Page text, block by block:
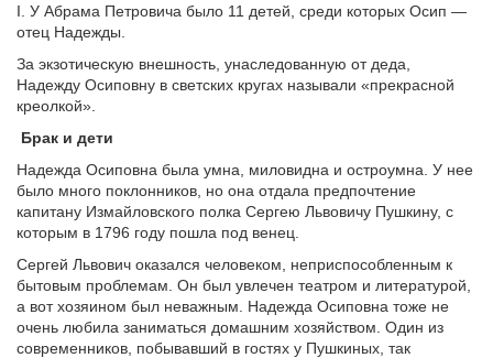
I. У Абрама Петровича было 11 детей, среди которых Осип —
отец Надежды.
За экзотическую внешность, унаследованную от деда,
Надежду Осиповну в светских кругах называли «прекрасной
креолкой».
Брак и дети
Надежда Осиповна была умна, миловидна и остроумна. У нее
было много поклонников, но она отдала предпочтение
капитану Измайловского полка Сергею Львовичу Пушкину, с
которым в 1796 году пошла под венец.
Сергей Львович оказался человеком, неприспособленным к
бытовым проблемам. Он был увлечен театром и литературой,
а вот хозяином был неважным. Надежда Осиповна тоже не
очень любила заниматься домашним хозяйством. Один из
современников, побывавший в гостях у Пушкиных, так